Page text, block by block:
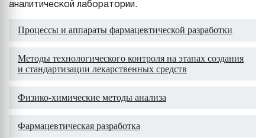
аналитической лаборатории.
Процессы и аппараты фармацевтической разработки
Методы технологического контроля на этапах создания
и стандартизации лекарственных средств
Физико-химические методы анализа
Фармацевтическая разработка